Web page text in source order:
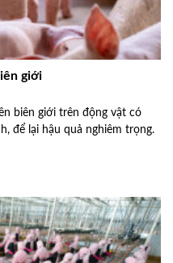
giới
biên giới trên động vật có
để lại hậu quả nghiêm trọng.